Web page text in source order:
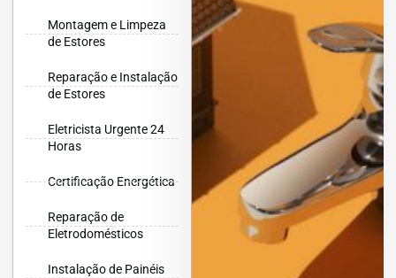
Montagem e Limpeza
de Estores
Reparação e Instalação
de Estores
Eletricista Urgente 24
Horas
Certificação Energética
Reparação de
Eletrodomésticos
Instalação de Painéis